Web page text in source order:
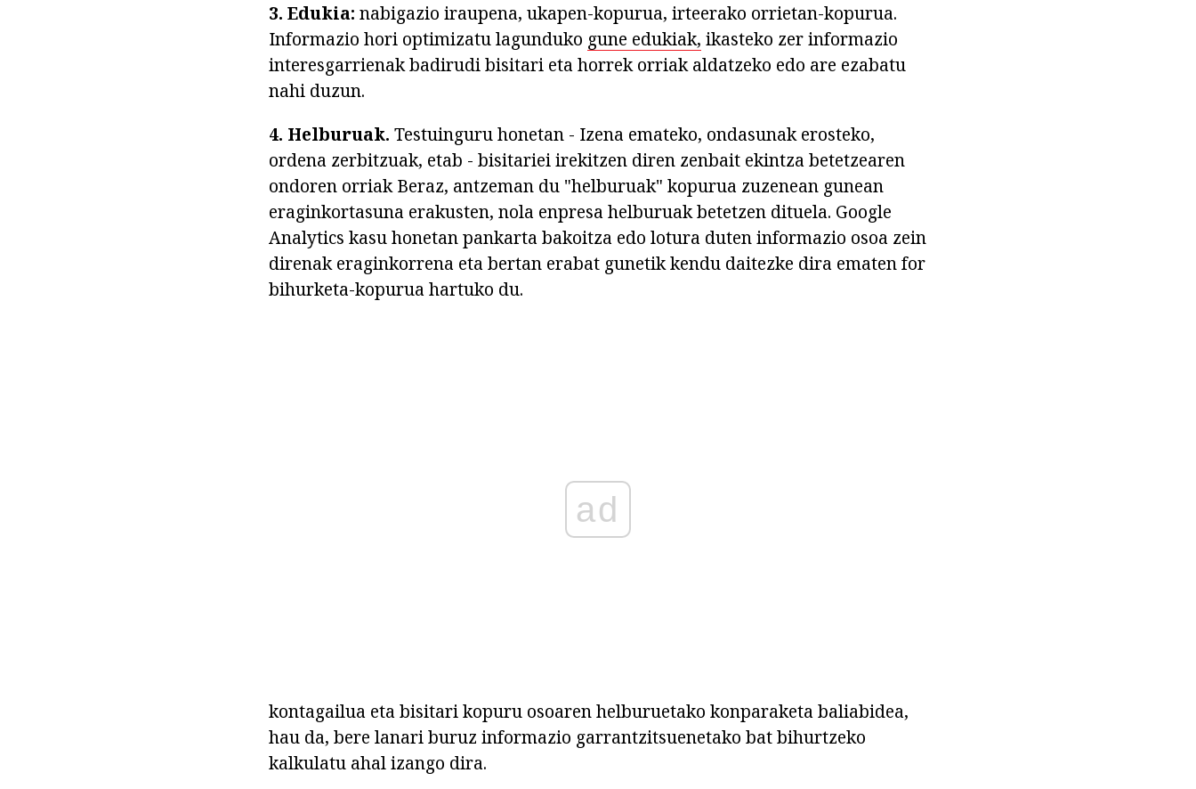
3. Edukia: nabigazio iraupena, ukapen-kopurua, irteerako orrietan-kopurua.
Informazio hori optimizatu lagunduko gune edukiak, ikasteko zer informazio
interesgarrienak badirudi bisitari eta horrek orriak aldatzeko edo are ezabatu
nahi duzun.
4. Helburuak. Testuinguru honetan - Izena emateko, ondasunak erosteko,
ordena zerbitzuak, etab - bisitariei irekitzen diren zenbait ekintza betetzearen
ondoren orriak Beraz, antzeman du "helburuak" kopurua zuzenean gunean
eraginkortasuna erakusten, nola enpresa helburuak betetzen dituela. Google
Analytics kasu honetan pankarta bakoitza edo lotura duten informazio osoa zein
direnak eraginkorrena eta bertan erabat gunetik kendu daitezke dira ematen for
bihurketa-kopurua hartuko du.
ad
kontagailua eta bisitari kopuru osoaren helburuetako konparaketa baliabidea,
hau da, bere lanari buruz informazio garrantzitsuenetako bat bihurtzeko
kalkulatu ahal izango dira.